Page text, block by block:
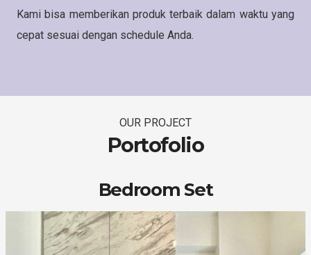
Kami bisa memberikan produk terbaik dalam waktu yang
cepat sesuai dengan schedule Anda.
OUR PROJECT
Portofolio
Bedroom Set